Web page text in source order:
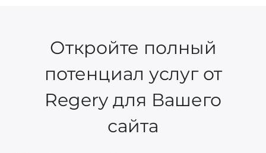
Откройте полный
потенциал услуг от
Regery для Вашего
сайта